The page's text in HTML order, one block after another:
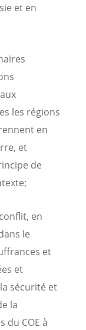
et en
les régions
en
et
de
en
le
et
et
sécurité et
la
du COE à